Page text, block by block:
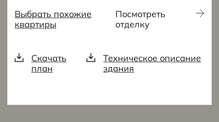
Выбрать похожие
квартиры
Посмотреть
отделку
Скачать
план
Техническое описание
здания